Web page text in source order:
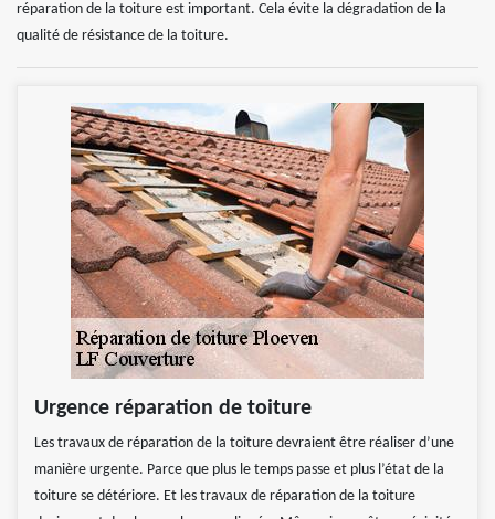
réparation de la toiture est important. Cela évite la dégradation de la
qualité de résistance de la toiture.
Urgence réparation de toiture
Les travaux de réparation de la toiture devraient être réaliser d’une
manière urgente. Parce que plus le temps passe et plus l’état de la
toiture se détériore. Et les travaux de réparation de la toiture